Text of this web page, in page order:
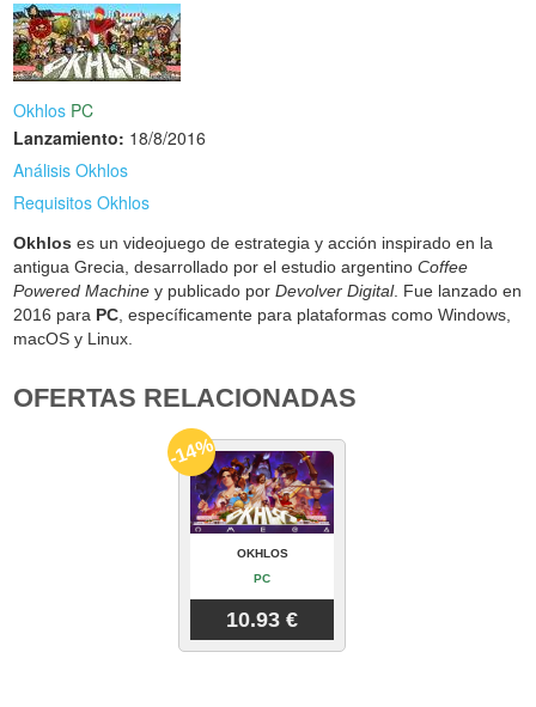
Okhlos PC
Lanzamiento: 18/8/2016
Análisis Okhlos
Requisitos Okhlos
Okhlos es un videojuego de estrategia y acción inspirado en la
antigua Grecia, desarrollado por el estudio argentinoCoffee
Powered Machine y publicado porDevolver Digital. Fue lanzado en
2016 para PC, específicamente para plataformas como Windows,
macOS y Linux.
OFERTAS RELACIONADAS
OKHLOS
PC
10.93 €
-14%